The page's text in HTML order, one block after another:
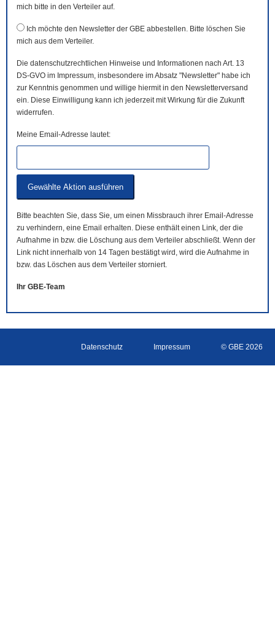
mich bitte in den Verteiler auf.
Ich möchte den Newsletter der GBE abbestellen. Bitte löschen Sie
mich aus dem Verteiler.
Die datenschutzrechtlichen Hinweise und Informationen nach Art. 13
DS-GVO im Impressum, insbesondere im Absatz "Newsletter" habe ich
zur Kenntnis genommen und willige hiermit in den Newsletterversand
ein. Diese Einwilligung kann ich jederzeit mit Wirkung für die Zukunft
widerrufen.
Meine Email-Adresse lautet:
Bitte beachten Sie, dass Sie, um einen Missbrauch ihrer Email-Adresse
zu verhindern, eine Email erhalten. Diese enthält einen Link, der die
Aufnahme in bzw. die Löschung aus dem Verteiler abschließt. Wenn der
Link nicht innerhalb von 14 Tagen bestätigt wird, wird die Aufnahme in
bzw. das Löschen aus dem Verteiler storniert.
Ihr GBE-Team
Datenschutz Impressum © GBE 2026